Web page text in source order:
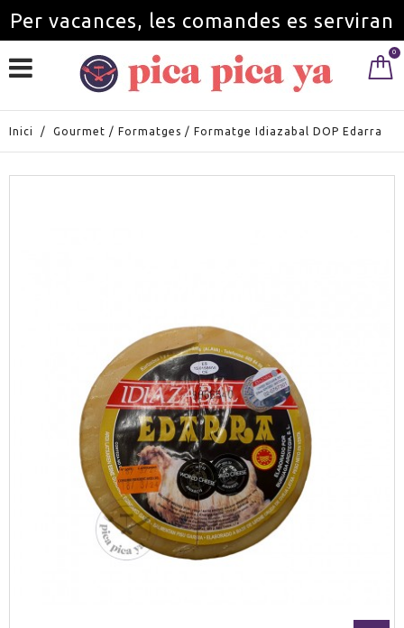
Per vacances, les comandes es serviran
a partir de l'1 de setembre.
0
Inici / Gourmet / Formatges / Formatge Idiazabal DOP Edarra